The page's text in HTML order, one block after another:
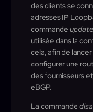
des clients se
adresses IP
commande
utilisée dans la
cela, afin de
configurer une
des fournisseurs
eBGP.
La commande